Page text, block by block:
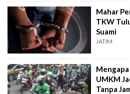
Mahar
TKW
Suami
JATIM
UMKM
Tanpa